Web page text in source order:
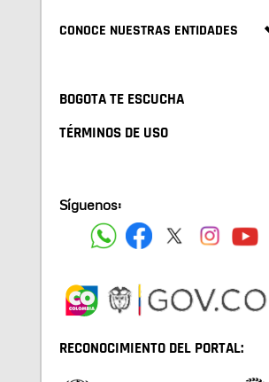
CONOCE NUESTRAS ENTIDADES
BOGOTA TE ESCUCHA
TÉRMINOS DE USO
Síguenos:
RECONOCIMIENTO DEL PORTAL: